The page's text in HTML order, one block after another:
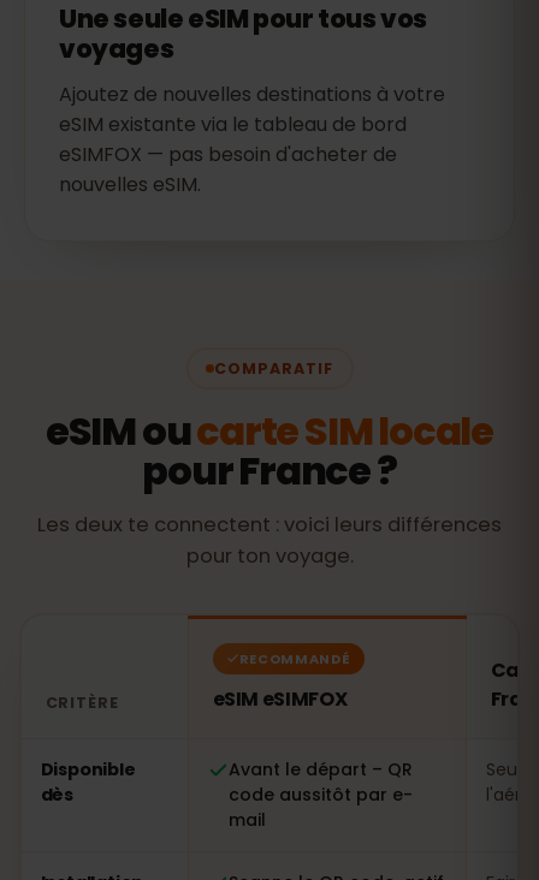
Une seule eSIM pour tous vos
voyages
Ajoutez de nouvelles destinations à votre
eSIM existante via le tableau de bord
eSIMFOX — pas besoin d'acheter de
nouvelles eSIM.
COMPARATIF
eSIM oucarte SIM locale
pour France ?
Les deux te connectent : voici leurs différences
pour ton voyage.
CRITÈRE
RECOMMANDÉ
eSIM eSIMFOX
Disponible
dès
Avant le départ – QR
code aussitôt par e-
mail